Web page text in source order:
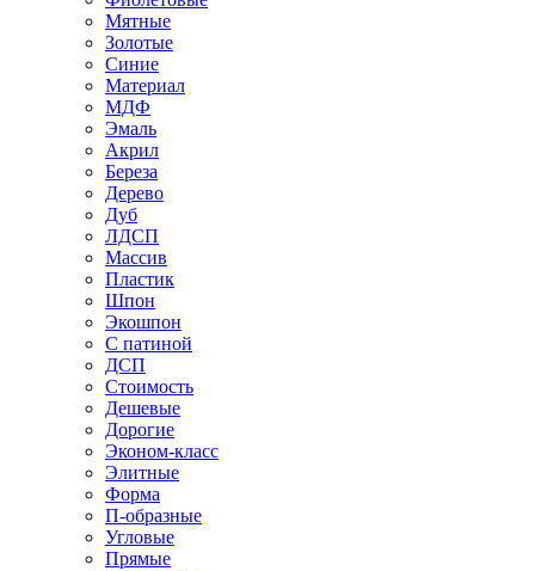
Мятные
Золотые
Синие
Материал
МДФ
Эмаль
Акрил
Береза
Дерево
Дуб
ЛДСП
Массив
Пластик
Шпон
Экошпон
С патиной
ДСП
Стоимость
Дешевые
Дорогие
Эконом-класс
Элитные
Форма
П-образные
Угловые
Прямые